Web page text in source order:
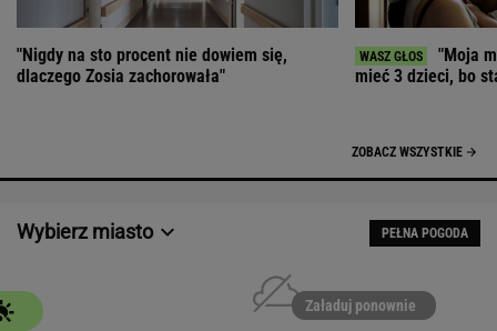
"Nigdy na sto procent nie dowiem się,
dlaczego Zosia zachorowała"
"Moja
mieć 3 dzieci, bo
ZOBACZ WSZYSTKIE
Wybierz miasto PEŁNA POGODA
Załaduj ponownie